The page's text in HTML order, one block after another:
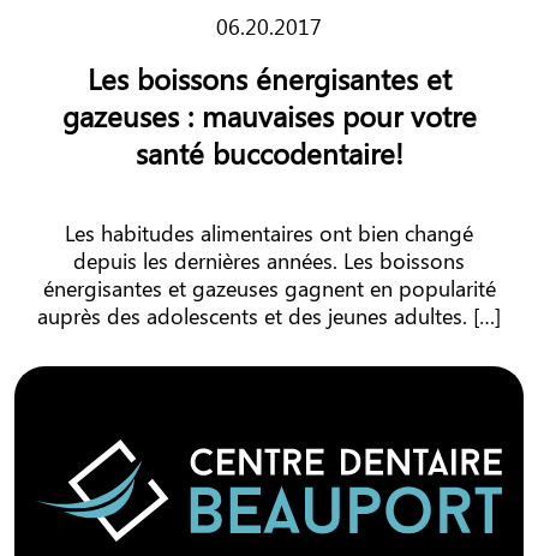
06.20.2017
Les boissons énergisantes et
gazeuses : mauvaises pour votre
santé buccodentaire!
Les habitudes alimentaires ont bien changé
depuis les dernières années. Les boissons
énergisantes et gazeuses gagnent en popularité
auprès des adolescents et des jeunes adultes. […]